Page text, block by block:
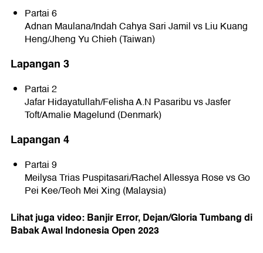
Partai 6
Adnan Maulana/Indah Cahya Sari Jamil vs Liu Kuang
Heng/Jheng Yu Chieh (Taiwan)
Lapangan 3
Partai 2
Jafar Hidayatullah/Felisha A.N Pasaribu vs Jasfer
Toft/Amalie Magelund (Denmark)
Lapangan 4
Partai 9
Meilysa Trias Puspitasari/Rachel Allessya Rose vs Go
Pei Kee/Teoh Mei Xing (Malaysia)
Lihat juga video: Banjir Error, Dejan/Gloria Tumbang di
Babak Awal Indonesia Open 2023